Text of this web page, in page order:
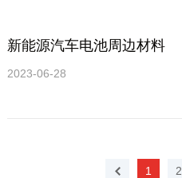
新能源汽车电池周边材料
2023-06-28
1 2